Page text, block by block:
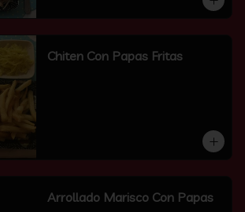
Chiten Con Papas Fritas
Arrollado Marisco Con Papas